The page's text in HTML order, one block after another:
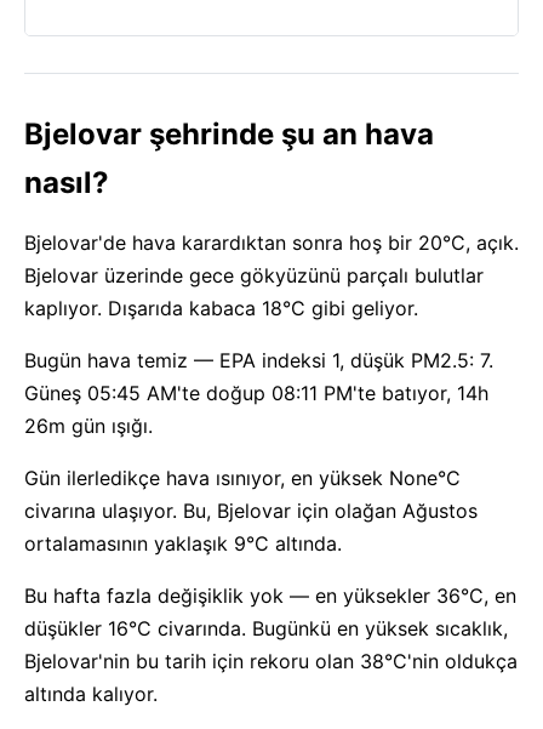
Bjelovar şehrinde şu an hava
nasıl?
Bjelovar'de hava karardıktan sonra hoş bir 20°C, açık.
Bjelovar üzerinde gece gökyüzünü parçalı bulutlar
kaplıyor. Dışarıda kabaca 18°C gibi geliyor.
Bugün hava temiz — EPA indeksi 1, düşük PM2.5: 7.
Güneş 05:45 AM'te doğup 08:11 PM'te batıyor, 14h
26m gün ışığı.
Gün ilerledikçe hava ısınıyor, en yüksek None°C
civarına ulaşıyor. Bu, Bjelovar için olağan Ağustos
ortalamasının yaklaşık 9°C altında.
Bu hafta fazla değişiklik yok — en yüksekler 36°C, en
düşükler 16°C civarında. Bugünkü en yüksek sıcaklık,
Bjelovar'nin bu tarih için rekoru olan 38°C'nin oldukça
altında kalıyor.